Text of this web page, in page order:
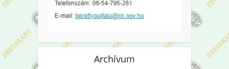
Archívum